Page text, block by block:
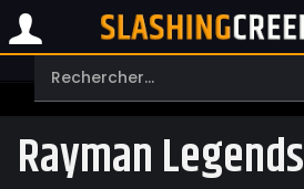
Rayman Legends